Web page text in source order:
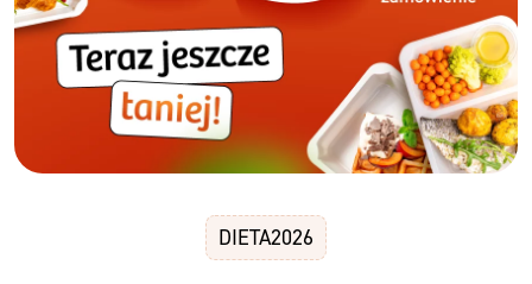
DIETA2026